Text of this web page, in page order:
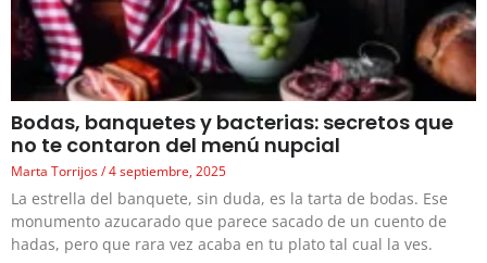
Bodas, banquetes y bacterias: secretos que
no te contaron del menú nupcial
Marta Torrijos 4 septiembre, 2025
La estrella del banquete, sin duda, es la tarta de bodas. Ese
monumento azucarado que parece sacado de un cuento de
hadas, pero que rara vez acaba en tu plato tal cual la ves.